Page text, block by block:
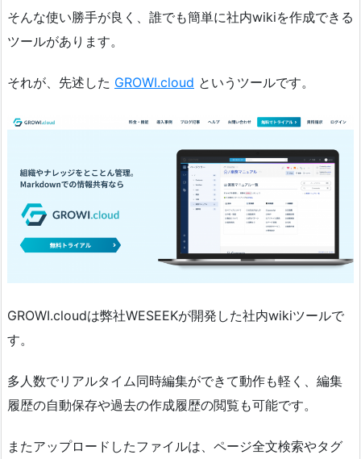
そんな使い勝手が良く、誰でも簡単に社内wikiを作成できる
ツールがあります。
それが、先述した GROWI.cloud というツールです。
GROWI.cloudは弊社WESEEKが開発した社内wikiツールで
す。
多人数でリアルタイム同時編集ができて動作も軽く、編集
履歴の自動保存や過去の作成履歴の閲覧も可能です。
またアップロードしたファイルは、ページ全文検索やタグ